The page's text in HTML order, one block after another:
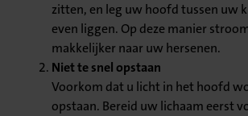
zitten, en leg uw hoofd tussen uw
even liggen. Op deze manier
makkelijker naar uw hersenen.
Niet te snel opstaan
Voorkom dat u licht in het hoofd
opstaan. Bereid uw lichaam eerst